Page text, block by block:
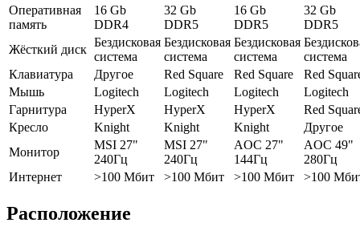
Оперативная
память
16 Gb
DDR4
32 Gb
DDR5
16 Gb
DDR5
32 Gb
DDR5
Жёсткий диск
Бездисковая
система
Бездисковая
система
Бездисковая
система
система
Клавиатура
Другое Red Square Red Square
Red
Мышь
Logitech Logitech Logitech
Logitech
Гарнитура
HyperX HyperX HyperX
Red
Кресло
Knight Knight Knight
Другое
Монитор
MSI 27"
240Гц
MSI 27"
240Гц
AOC 27"
144Гц
AOC 49"
280Гц
Интернет
>100 Мбит >100 Мбит >100 Мбит >100
Расположение